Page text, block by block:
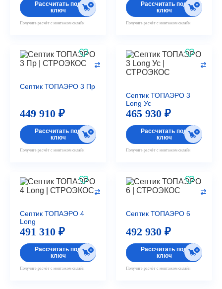
Рассчитать под
ключ
Получите расчёт с монтажом онлайн
Рассчитать под
ключ
Получите расчёт с монтажом онлайн
Септик ТОПАЭРО 3 Пр
449 910 ₽
Рассчитать под
ключ
Получите расчёт с монтажом онлайн
Септик ТОПАЭРО 3
Long Ус
465 930 ₽
Рассчитать под
ключ
Получите расчёт с монтажом онлайн
Септик ТОПАЭРО 4
Long
491 310 ₽
Рассчитать под
ключ
Получите расчёт с монтажом онлайн
Септик ТОПАЭРО 6
492 930 ₽
Рассчитать под
ключ
Получите расчёт с монтажом онлайн